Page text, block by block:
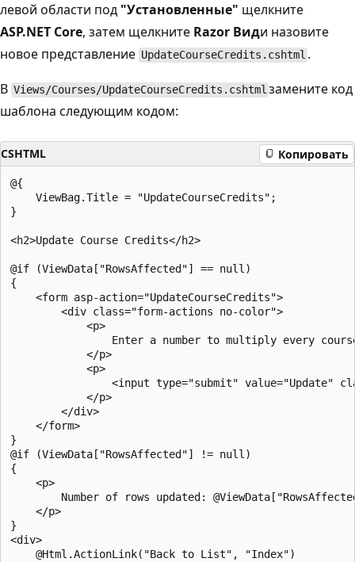
левой области под "Установленные" щелкните
ASP.NET Core, затем щелкните Razor Види назовите
новое представление UpdateCourseCredits.cshtml .
В Views/Courses/UpdateCourseCredits.cshtml замените код
шаблона следующим кодом:
CSHTML Копировать
@{
    ViewBag.Title = "UpdateCourseCredits";
}
<h2>Update Course Credits</h2>
@if (ViewData["RowsAffected"] == null)
{
    <form asp-action="UpdateCourseCredits">
        <div class="form-actions no-color">
            <p>
Enter a number to multiply every
            </p>
            <p>
<input type="submit" value="Update"
            </p>
        </div>
    </form>
}
@if (ViewData["RowsAffected"] != null)
{
    <p>
Number of rows updated:
    </p>
}
<div>
    @Html.ActionLink("Back to List", "Index")